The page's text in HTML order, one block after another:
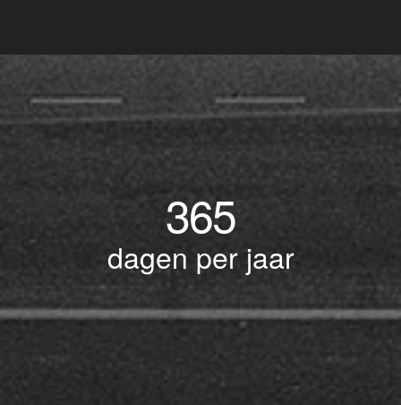
365
dagen per jaar